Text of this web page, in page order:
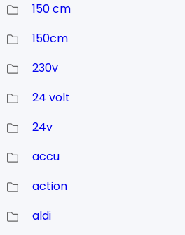
150 cm
150cm
230v
24 volt
24v
accu
action
aldi